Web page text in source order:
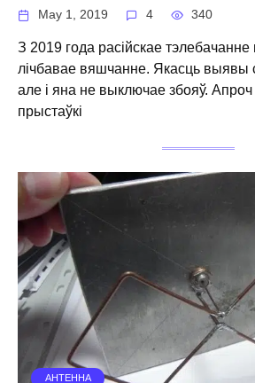
May 1, 2019 4 340
З 2019 года расійскае тэлебачанне
лічбавае вяшчанне. Якасць выявы
але і яна не выключае збояў.
прыстаўкі
АНТЕННА